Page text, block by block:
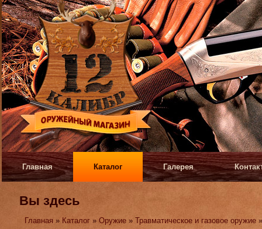
Главная Каталог Галерея
Вы здесь
Главная » Каталог »Оружие »Травматическое и газовое оружие